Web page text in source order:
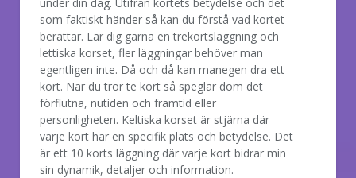
som faktiskt händer så kan du förstå vad kortet
berättar. Lär dig gärna en trekortsläggning och
lettiska korset, fler läggningar behöver man
egentligen inte. Då och då kan manegen dra ett
kort. När du tror te kort så speglar dom det
förflutna, nutiden och framtid eller
personligheten. Keltiska korset är stjärna där
varje kort har en specifik plats och betydelse. Det
är ett 10 korts läggning där varje kort bidrar min
sin dynamik, detaljer och information.